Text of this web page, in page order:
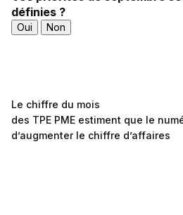
définies ?
Oui Non
Le chiffre du mois
des TPE PME estiment que le
d’augmenter le chiffre d’affaires